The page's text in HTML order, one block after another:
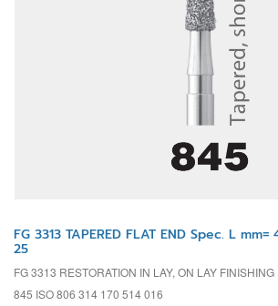
FG 3313 TAPERED FLAT END Spec. L
25
FG 3313 RESTORATION IN LAY, ON LAY FINISHING
845 ISO 806 314 170 514 016